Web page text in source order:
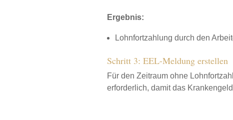
Ergebnis:
Lohnfortzahlung durch den
Schritt 3: EEL-Meldung erstellen
Für den Zeitraum ohne
erforderlich, damit das